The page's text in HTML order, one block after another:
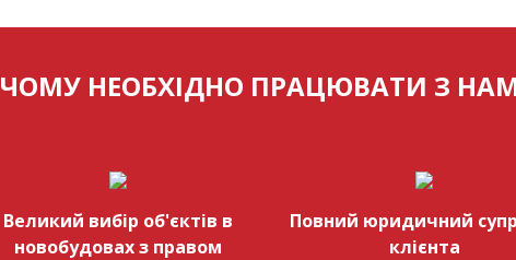
ЧОМУ НЕОБХІДНО ПРАЦЮВАТИ З
Великий вибір об'єктів в
новобудовах з правом
Повний юридичний
клієнта